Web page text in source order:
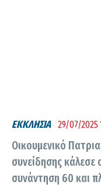
ΕΚΚΛΗΣΙΑ 29/07/2025
Οικουμενικό
συνείδησης
συνάντηση 60 και